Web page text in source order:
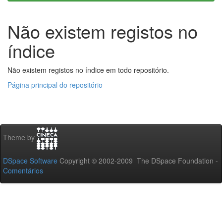
Não existem registos no
índice
Não existem registos no índice em todo repositório.
Página principal do repositório
Theme by
DSpace Software Copyright © 2002-2009 The DSpace Foundation -
Comentários